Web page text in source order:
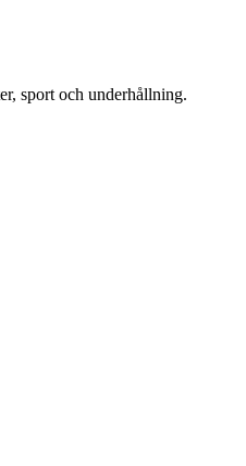
sport och underhållning.